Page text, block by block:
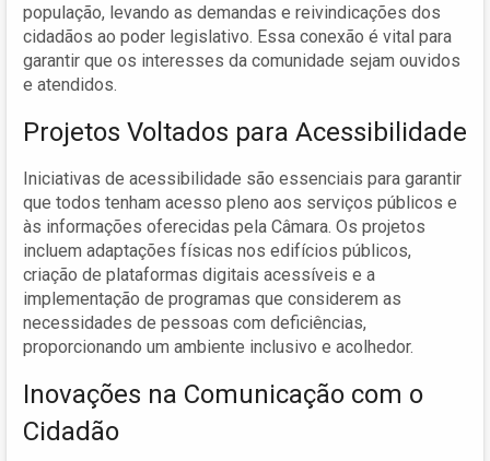
população, levando as demandas e reivindicações dos
cidadãos ao poder legislativo. Essa conexão é vital para
garantir que os interesses da comunidade sejam ouvidos
e atendidos.
Projetos Voltados para Acessibilidade
Iniciativas de acessibilidade são essenciais para garantir
que todos tenham acesso pleno aos serviços públicos e
às informações oferecidas pela Câmara. Os projetos
incluem adaptações físicas nos edifícios públicos,
criação de plataformas digitais acessíveis e a
implementação de programas que considerem as
necessidades de pessoas com deficiências,
proporcionando um ambiente inclusivo e acolhedor.
Inovações na Comunicação com o
Cidadão